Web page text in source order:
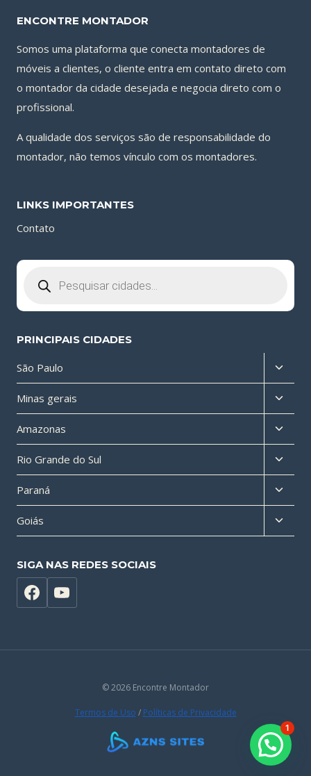
ENCONTRE MONTADOR
Somos uma plataforma que conecta montadores de
móveis a clientes, o cliente entra em contato direto com
o montador da cidade desejada e negocia direto com o
profissional.
A qualidade dos serviços são de responsabilidade do
montador, não temos vínculo com os montadores.
LINKS IMPORTANTES
Contato
produtos
PRINCIPAIS CIDADES
São Paulo
menu
filho
Minas gerais
menu
filho
Amazonas
menu
filho
Rio Grande do Sul
menu
filho
Paraná
menu
filho
Goiás
menu
SIGA NAS REDES SOCIAIS
© 2026 Encontre Montador
Termos de Uso / Políticas de Privacidade
1